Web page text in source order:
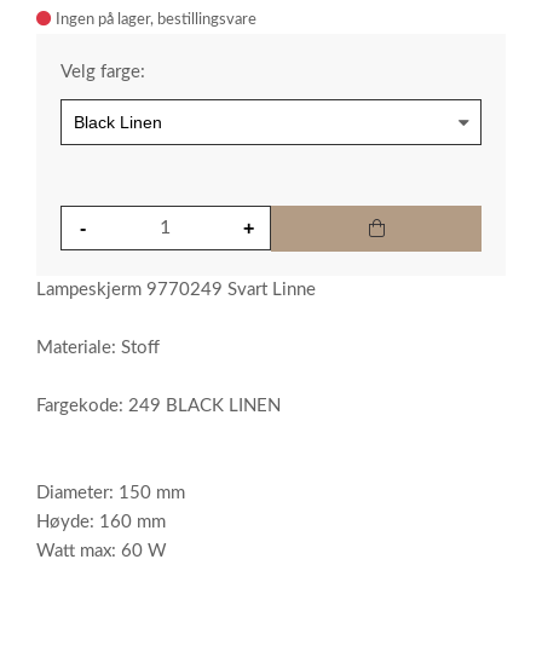
Ingen på lager
Velg farge:
Lampeskjerm 9770249 Svart Linne
Materiale: Stoff
Fargekode: 249 BLACK LINEN
Diameter: 150 mm
Høyde: 160 mm
Watt max: 60 W